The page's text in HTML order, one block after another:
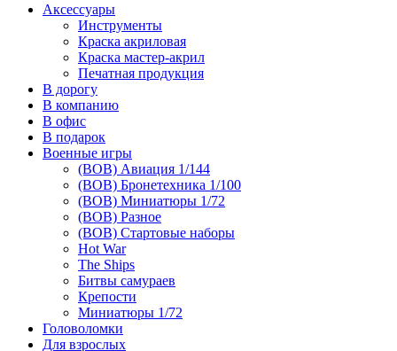
Аксессуары
Инструменты
Краска акриловая
Краска мастер-акрил
Печатная продукция
В дорогу
В компанию
В офис
В подарок
Военные игры
(ВОВ) Авиация 1/144
(ВОВ) Бронетехника 1/100
(ВОВ) Миниатюры 1/72
(ВОВ) Разное
(ВОВ) Стартовые наборы
Hot War
The Ships
Битвы самураев
Крепости
Миниатюры 1/72
Головоломки
Для взрослых